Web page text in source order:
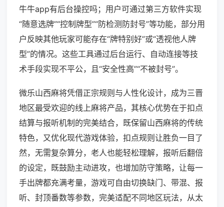
牛牛app有后台操控吗；用户可通过第三方软件实现
“随意选牌”“控制牌型”“防检测防封号”等功能，部分用
户反映其他玩家可能存在“牌特别好”或“透视他人牌
型”的情况。这些工具通过后台运行、自动连接等技
术手段实现不平公，且“安全性高”“不被封号”。
微乐山西麻将凭借正宗规则与人性化设计，成为三晋
地区最受欢迎的线上麻将产品，其核心优势在于扣点
结算与报听机制的完美结合，既保留山西麻将的传统
特色，又优化现代游戏体验，扣点规则让胜负一目了
然，无需复杂算分，老人也能轻松理解，报听后翻倍
的设定，既鼓励主动进攻，也增加防守策略，让每一
手出牌都充满考量，游戏可自由切换缺门、带混、报
听、封顶番数等参数，完美适配不同地区玩法，从太